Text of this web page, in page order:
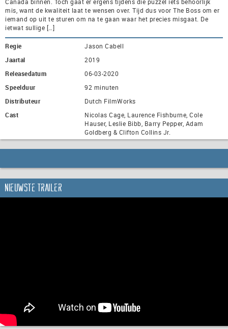
mis, want de kwaliteit laat te wensen over. Tijd dus voor The Boss om er
iemand op uit te sturen om na te gaan waar het precies misgaat. De
ietwat sullige […]
Regie
Jason Cabell
Jaartal
2019
Releasedatum
06-03-2020
Speelduur
92 minuten
Distributeur
Dutch FilmWorks
Cast
Nicolas Cage, Laurence Fishburne, Cole
Hauser, Leslie Bibb, Barry Pepper, Adam
Goldberg & Clifton Collins Jr.
Nieuwste trailer